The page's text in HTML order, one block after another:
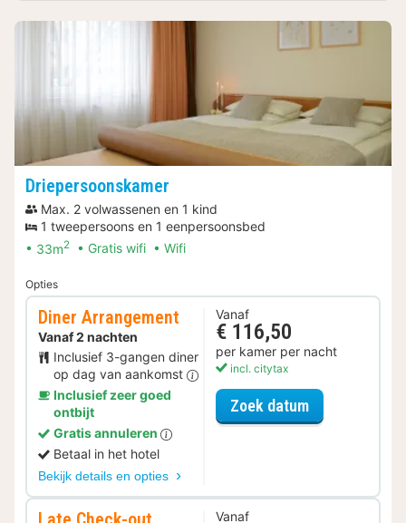
Driepersoonskamer
Max. 2 volwassenen en 1 kind
1 tweepersoons en 1 eenpersoonsbed
33m2 Gratis wifi Wifi
Opties
Diner Arrangement
Vanaf 2 nachten
Inclusief 3-gangen diner
op dag van aankomst
Inclusief zeer goed
ontbijt
Gratis annuleren
Betaal in het hotel
Bekijk details en opties
Vanaf
€ 116,50
per kamer per nacht
incl. citytax
Zoek datumvoor Diner
Vanaf